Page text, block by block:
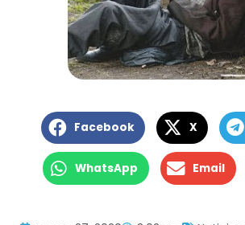
Facebook X
WhatsApp Email